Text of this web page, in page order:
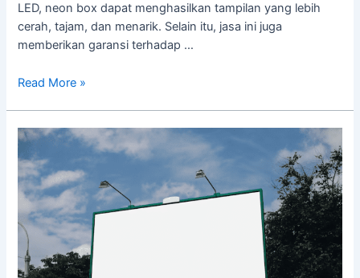
LED, neon box dapat menghasilkan tampilan yang lebih
cerah, tajam, dan menarik. Selain itu, jasa ini juga
memberikan garansi terhadap …
Read More »